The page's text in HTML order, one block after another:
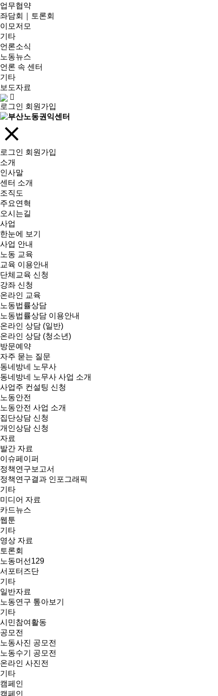
업무협약
좌담회｜토론회
이모저모
기타
언론소식
노동뉴스
언론 속 센터
기타
보도자료
로그인 회원가입
로그인 회원가입
소개
인사말
센터 소개
조직도
주요연혁
오시는길
사업
한눈에 보기
사업 안내
노동 교육
교육 이용안내
단체교육 신청
강좌 신청
온라인 교육
노동법률상담
노동법률상담 이용안내
온라인 상담 (일반)
온라인 상담 (청소년)
방문예약
자주 묻는 질문
동네방네 노무사
동네방네 노무사 사업 소개
사업주 컨설팅 신청
노동안전
노동안전 사업 소개
집단상담 신청
개인상담 신청
자료
발간 자료
이슈페이퍼
정책연구보고서
정책연구결과 인포그래픽
기타
미디어 자료
카드뉴스
웹툰
기타
영상 자료
토론회
노동머선129
서포터즈단
기타
일반자료
노동연구 톺아보기
기타
시민참여활동
공모전
노동사진 공모전
노동수기 공모전
온라인 사진전
기타
캠페인
캠페인